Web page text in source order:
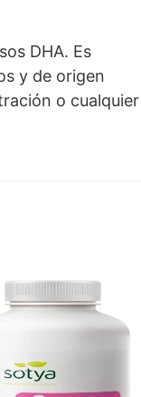
DHA. Es
y de origen
o cualquier